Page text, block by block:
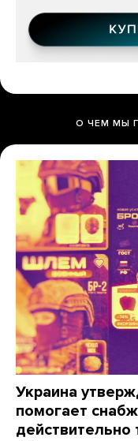
О ЧЕМ МЫ
Украина
помогает
действительно